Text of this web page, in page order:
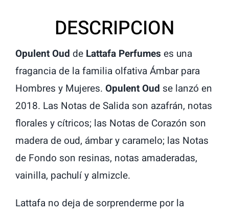
DESCRIPCION
Opulent Oud de Lattafa Perfumes es una
fragancia de la familia olfativa Ámbar para
Hombres y Mujeres. Opulent Oud se lanzó en
2018. Las Notas de Salida son azafrán, notas
florales y cítricos; las Notas de Corazón son
madera de oud, ámbar y caramelo; las Notas
de Fondo son resinas, notas amaderadas,
vainilla, pachulí y almizcle.
Lattafa no deja de sorprenderme por la